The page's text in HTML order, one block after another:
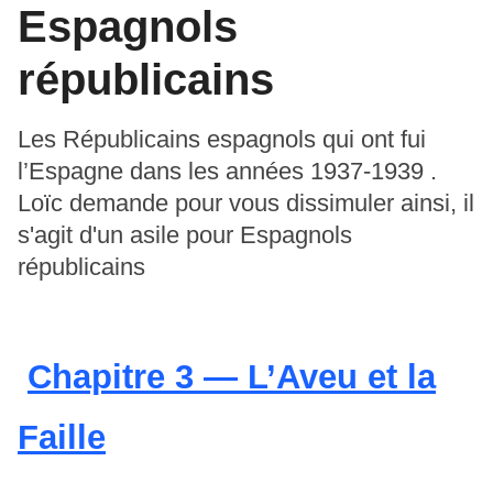
Espagnols
républicains
Les Républicains espagnols qui ont fui
l’Espagne dans les années 1937-1939 .
Loïc demande pour vous dissimuler ainsi, il
s'agit d'un asile pour Espagnols
républicains
Chapitre 3 — L’Aveu et la
Faille